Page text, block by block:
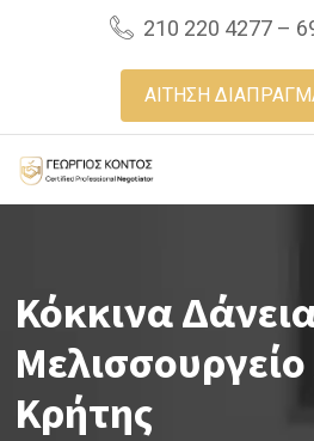
210 220 4277 –
ΑΙΤΗΣΗ
Κόκκινα
Κρήτης